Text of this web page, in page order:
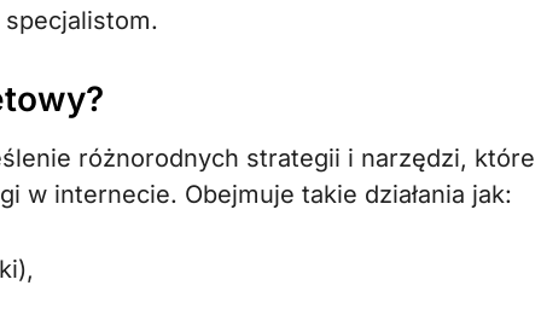
różnorodnych strategii i narzędzi, które
w internecie. Obejmuje takie działania jak: